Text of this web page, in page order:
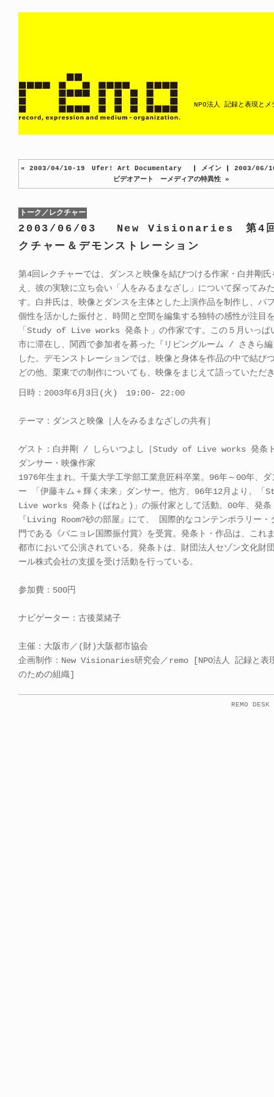
NPO法人 記録と表現とメ
« 2003/04/10-19 Ufer! Art Documentary メイン
2003/06/
ビデオアート ーメディアの特異性 »
トーク／レクチャー
2003/06/03 New Visionaries 第4回
クチャー＆デモンストレーション
第4回レクチャーでは、ダンスと映像を結びつける作家・白井剛
え、彼の実験に立ち会い「人をみるまなざし」について探ってみ
す。白井氏は、映像とダンスを主体とした上演作品を制作し、パ
個性を活かした振付と、時間と空間を編集する独特の感性が注目
「Study of Live works 発条ト」の作家です。この５月いっぱ
市に滞在し、関西で参加者を募った『リビングルーム / さきら
した。デモンストレーションでは、映像と身体を作品の中で結び
どの他、栗東での制作についても、映像をまじえて語っていただ
日時：2003年6月3日(火) 19:00- 22:00
テーマ：ダンスと映像［人をみるまなざしの共有］
ゲスト：白井剛 / しらいつよし［Study of Live works 発条
ダンサー・映像作家
1976年生まれ。千葉大学工学部工業意匠科卒業。96年～00年、ダ
ー 「伊藤キム＋輝く未来」ダンサー。他方、96年12月より、
Live works 発条ト(ばねと)」の振付家として活動。00年、発条
『Living Room?砂の部屋』にて、 国際的なコンテンポラリー・
門である《バニョレ国際振付賞》を受賞。発条ト・作品は、これ
都市において公演されている。発条トは、財団法人セゾン文化財
ール株式会社の支援を受け活動を行っている。
参加費：500円
ナビゲーター：古後菜緒子
主催：大阪市／(財)大阪都市協会
企画制作：New Visionaries研究会／remo [NPO法人 記録と表
のための組織]
REMO